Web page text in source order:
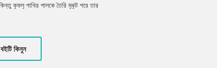
কুফলু পাখির পালকে তৈরি মুকুট পরে তার
পাঠালেন দেবরাজ জারাল! পূর্বপুরুষদের পাপের
বইটি কিনুন